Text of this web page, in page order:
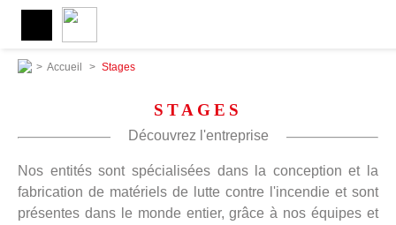
> Accueil > Stages
STAGES
Découvrez l'entreprise
Nos entités sont spécialisées dans la conception et la
fabrication de matériels de lutte contre l'incendie et sont
présentes dans le monde entier, grâce à nos équipes et